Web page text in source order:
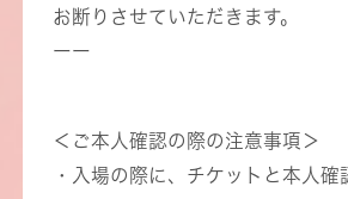
お断りさせていただきます。
ーー
＜ご本人確認の際の注意事項＞
・入場の際に、チケットと本人確